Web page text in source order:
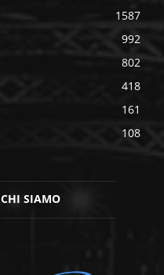
1587
992
802
418
161
108
CHI SIAMO